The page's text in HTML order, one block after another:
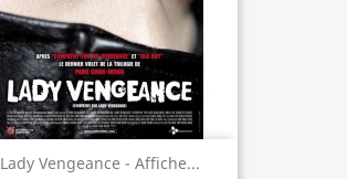
Lady Vengeance - Affiche...